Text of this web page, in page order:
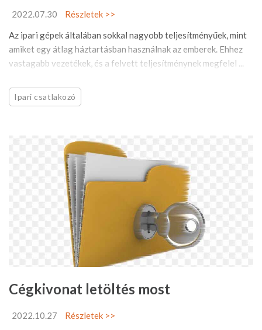
2022.07.30
Részletek >>
Az ipari gépek általában sokkal nagyobb teljesítményűek, mint
amiket egy átlag háztartásban használnak az emberek. Ehhez
vastagabb vezetékek, és a felvett teljesítménynek megfelel ...
Ipari csatlakozó
Cégkivonat letöltés most
2022.10.27
Részletek >>